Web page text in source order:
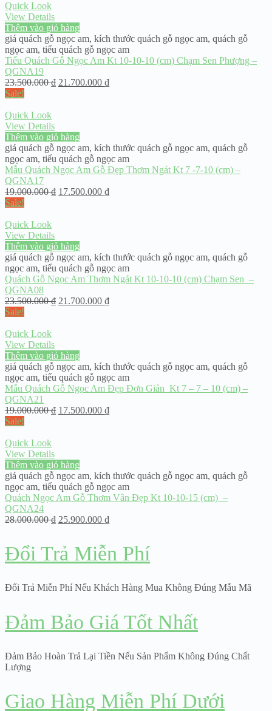
Quick Look
View Details
Thêm vào giỏ hàng
giá quách gỗ ngọc am, kích thước quách gỗ ngọc am, quách gỗ
ngọc am, tiểu quách gỗ ngọc am
Tiểu Quách Gỗ Ngọc Am Kt 10-10-10 (cm) Chạm Sen Phượng –
QGNA19
23.500.000₫ 21.700.000 ₫
Sale!
Quick Look
View Details
Thêm vào giỏ hàng
giá quách gỗ ngọc am, kích thước quách gỗ ngọc am, quách gỗ
ngọc am, tiểu quách gỗ ngọc am
Mẫu Quách Ngọc Am Gỗ Đẹp Thơm Ngát Kt 7 -7-10 (cm) –
QGNA17
19.000.000₫ 17.500.000 ₫
Sale!
Quick Look
View Details
Thêm vào giỏ hàng
giá quách gỗ ngọc am, kích thước quách gỗ ngọc am, quách gỗ
ngọc am, tiểu quách gỗ ngọc am
Quách Gỗ Ngọc Am Thơm Ngát Kt 10-10-10 (cm) Chạm Sen –
QGNA08
23.500.000₫ 21.700.000 ₫
Sale!
Quick Look
View Details
Thêm vào giỏ hàng
giá quách gỗ ngọc am, kích thước quách gỗ ngọc am, quách gỗ
ngọc am, tiểu quách gỗ ngọc am
Mẫu Quách Gỗ Ngọc Am Đẹp Đơn Giản Kt 7 – 7 – 10 (cm) –
QGNA21
19.000.000₫ 17.500.000 ₫
Sale!
Quick Look
View Details
Thêm vào giỏ hàng
giá quách gỗ ngọc am, kích thước quách gỗ ngọc am, quách gỗ
ngọc am, tiểu quách gỗ ngọc am
Quách Ngọc Am Gỗ Thơm Vân Đẹp Kt 10-10-15 (cm) –
QGNA24
28.000.000₫ 25.900.000 ₫
Đổi Trả Miễn Phí
Đổi Trả Miễn Phí Nếu Khách Hàng Mua Không Đúng Mẫu Mã
Đảm Bảo Giá Tốt Nhất
Đảm Bảo Hoàn Trả Lại Tiền Nếu Sản Phẩm Không Đúng Chất
Lượng
Giao Hàng Miễn Phí Dưới